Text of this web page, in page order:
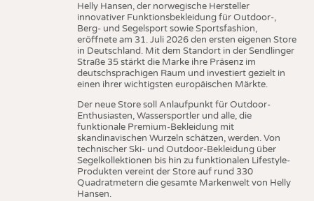
Helly Hansen, der norwegische Hersteller
innovativer Funktionsbekleidung für Outdoor-,
Berg- und Segelsport sowie Sportsfashion,
eröffnete am 31. Juli 2026 den ersten eigenen Store
in Deutschland. Mit dem Standort in der Sendlinger
Straße 35 stärkt die Marke ihre Präsenz im
deutschsprachigen Raum und investiert gezielt in
einen ihrer wichtigsten europäischen Märkte.
Der neue Store soll Anlaufpunkt für Outdoor-
Enthusiasten, Wassersportler und alle, die
funktionale Premium-Bekleidung mit
skandinavischen Wurzeln schätzen, werden. Von
technischer Ski- und Outdoor-Bekleidung über
Segelkollektionen bis hin zu funktionalen Lifestyle-
Produkten vereint der Store auf rund 330
Quadratmetern die gesamte Markenwelt von Helly
Hansen.